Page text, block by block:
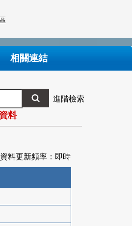
相關連結
進階檢索
料
資料更新頻率：即時